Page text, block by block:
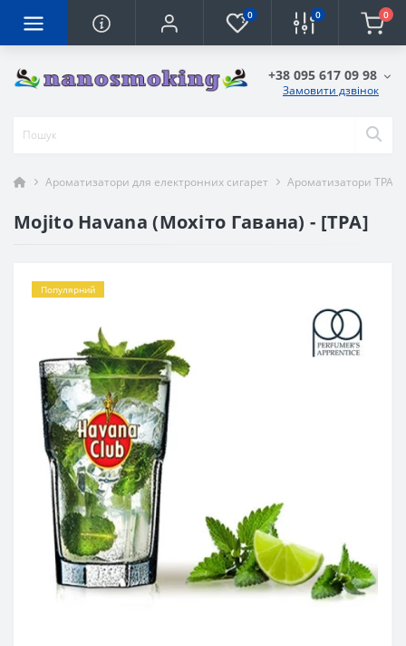
0 0 0
+38 095 617 09 98
Замовити дзвінок
Ароматизатори для електронних сигарет Ароматизатори TPA
Mojito Havana (Мохіто Гавана) - [TPA]
Популярний